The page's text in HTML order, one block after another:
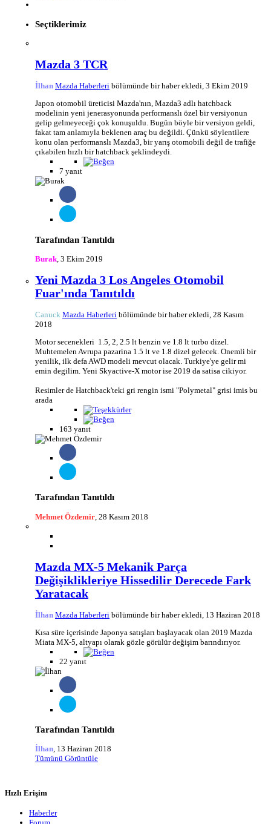
Seçtiklerimiz
Mazda 3 TCR
İlhan Mazda Haberleri bölümünde bir haber ekledi, 3 Ekim 2019
Japon otomobil üreticisi Mazda'nın, Mazda3 adlı hatchback
modelinin yeni jenerasyonunda performanslı özel bir versiyonun
gelip gelmeyeceği çok konuşuldu. Bugün böyle bir versiyon geldi,
fakat tam anlamıyla beklenen araç bu değildi. Çünkü söylentilere
konu olan performanslı Mazda3, bir yarış otomobili değil de trafiğe
çıkabilen hızlı bir hatchback şeklindeydi.
7 yanıt
Tarafından Tanıtıldı
Burak 3 Ekim 2019
Yeni Mazda 3 Los Angeles Otomobil
Fuar'ında Tanıtıldı
Canuck Mazda Haberleri bölümünde bir haber ekledi, 28 Kasım
2018
Motor secenekleri 1.5, 2, 2.5 lt benzin ve 1.8 lt turbo dizel.
Muhtemelen Avrupa pazarina 1.5 lt ve 1.8 dizel gelecek. Onemli bir
yenilik, ilk defa AWD modeli mevcut olacak. Turkiye'ye gelir mi
emin degilim. Yeni Skyactive-X motor ise 2019 da satisa cikiyor.
Resimler de Hatchback'teki gri rengin ismi "Polymetal" grisi imis bu
arada
163 yanıt
Tarafından Tanıtıldı
Mehmet Özdemir 28 Kasım 2018
Mazda MX-5 Mekanik Parça
Değişiklikleriye Hissedilir Derecede Fark
Yaratacak
İlhan Mazda Haberleri bölümünde bir haber ekledi, 13 Haziran 2018
Kısa süre içerisinde Japonya satışları başlayacak olan 2019 Mazda
Miata MX-5, altyapı olarak gözle görülür değişim barındırıyor.
22 yanıt
Tarafından Tanıtıldı
İlhan, 13 Haziran 2018
Tümünü Görüntüle
Hızlı Erişim
Haberler